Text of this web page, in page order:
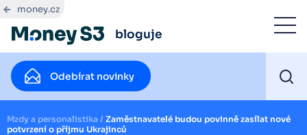
money.cz
bloguje
Odebírat novinky
Mzdy a personalistika / Zaměstnavatelé budou povinně zasílat nové
potvrzení o příjmu Ukrajinců